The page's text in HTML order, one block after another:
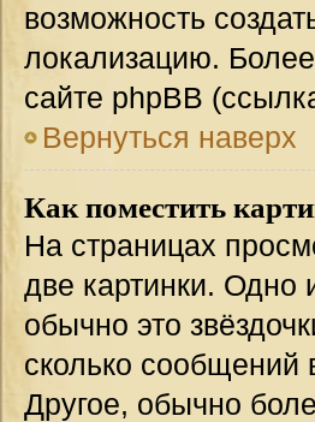
возможность
локализацию.
сайте phpBB
Вернуться наверх
Как поместить
На страницах
две картинки. Одно
обычно это
сколько
Другое, обычно